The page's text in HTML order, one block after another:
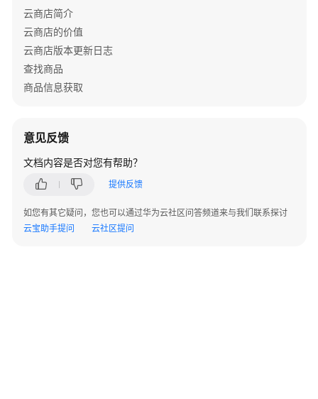
云
商
店
入
驻
店
为
商
发
云商店简介
云商店的价值
云商店版本更新日志
查找商品
商品信息获取
意见反馈
文档内容是否对您有帮助？
提供反馈
如您有其它疑问，您也可以通过华为云社区问答频道来与我们联系探讨
云宝助手提问
云社区提问